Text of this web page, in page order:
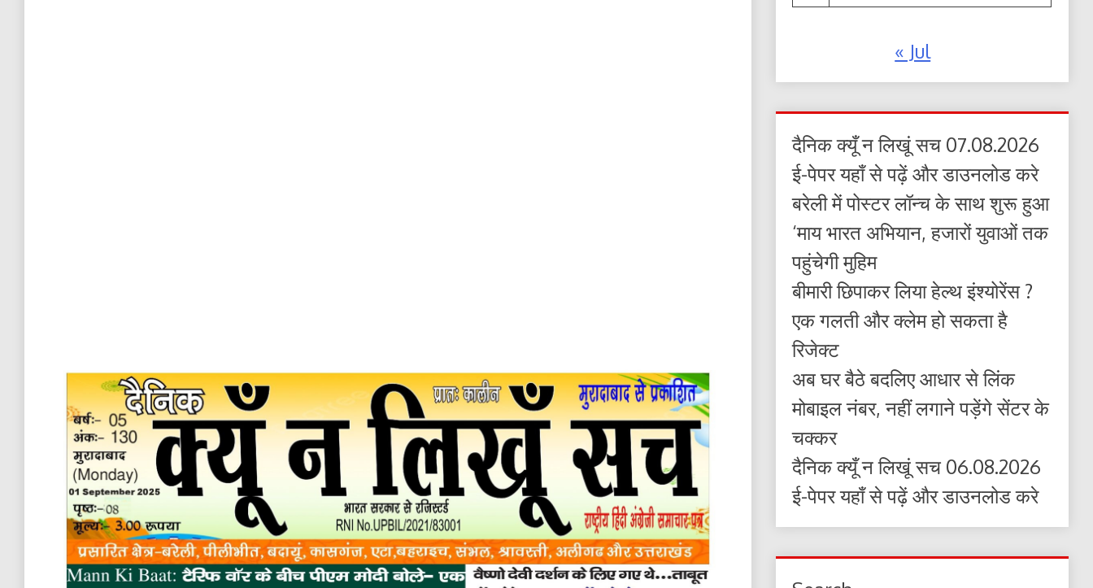
« Jul
दैनिक क्यूँ न लिखूं सच 07.08.2026
ई-पेपर यहाँ से पढ़ें और डाउनलोड करे
बरेली में पोस्टर लॉन्च के साथ शुरू हुआ
‘माय भारत अभियान, हजारों युवाओं तक
पहुंचेगी मुहिम
बीमारी छिपाकर लिया हेल्थ इंश्योरेंस ?
एक गलती और क्लेम हो सकता है
रिजेक्ट
अब घर बैठे बदलिए आधार से लिंक
मोबाइल नंबर, नहीं लगाने पड़ेंगे सेंटर के
चक्कर
दैनिक क्यूँ न लिखूं सच 06.08.2026
ई-पेपर यहाँ से पढ़ें और डाउनलोड करे